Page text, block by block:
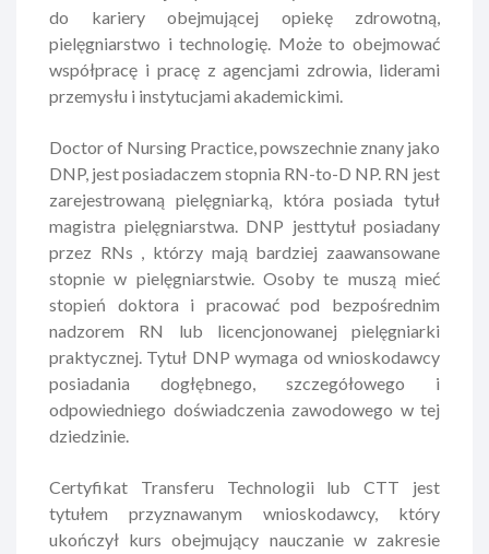
do kariery obejmującej opiekę zdrowotną,
pielęgniarstwo i technologię. Może to obejmować
współpracę i pracę z agencjami zdrowia, liderami
przemysłu i instytucjami akademickimi.
Doctor of Nursing Practice, powszechnie znany jako
DNP, jest posiadaczem stopnia RN-to-D NP. RN jest
zarejestrowaną pielęgniarką, która posiada tytuł
magistra pielęgniarstwa. DNP jesttytuł posiadany
przez RNs , którzy mają bardziej zaawansowane
stopnie w pielęgniarstwie. Osoby te muszą mieć
stopień doktora i pracować pod bezpośrednim
nadzorem RN lub licencjonowanej pielęgniarki
praktycznej. Tytuł DNP wymaga od wnioskodawcy
posiadania dogłębnego, szczegółowego i
odpowiedniego doświadczenia zawodowego w tej
dziedzinie.
Certyfikat Transferu Technologii lub CTT jest
tytułem przyznawanym wnioskodawcy, który
ukończył kurs obejmujący nauczanie w zakresie